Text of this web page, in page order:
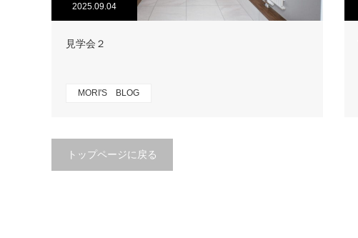
2025.09.04
見学会２
MORI'S BLOG
トップページに戻る